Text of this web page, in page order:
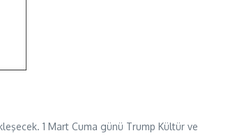
1 Mart Cuma günü Trump Kültür ve